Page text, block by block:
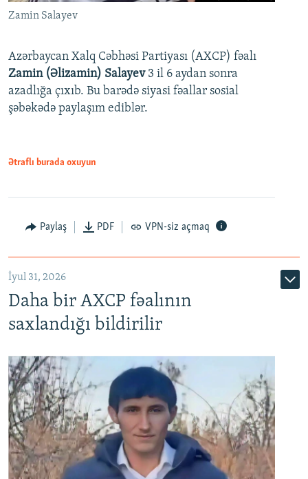
Zamin Salayev
Azərbaycan Xalq Cəbhəsi Partiyası (AXCP) fəalı
Zamin (Əlizamin) Salayev 3 il 6 aydan sonra
azadlığa çıxıb. Bu barədə siyasi fəallar sosial
şəbəkədə paylaşım ediblər.
Ətraflı burada oxuyun
Paylaş PDF VPN-siz açmaq
İyul 31, 2026
Daha bir AXCP fəalının
saxlandığı bildirilir